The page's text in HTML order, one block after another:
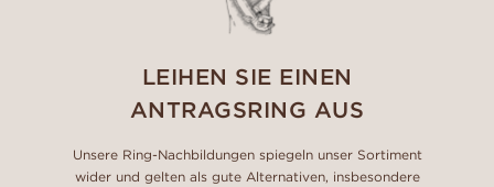
LEIHEN SIE EINEN
ANTRAGSRING AUS
Unsere Ring-Nachbildungen spiegeln unser Sortiment
wider und gelten als gute Alternativen, insbesondere